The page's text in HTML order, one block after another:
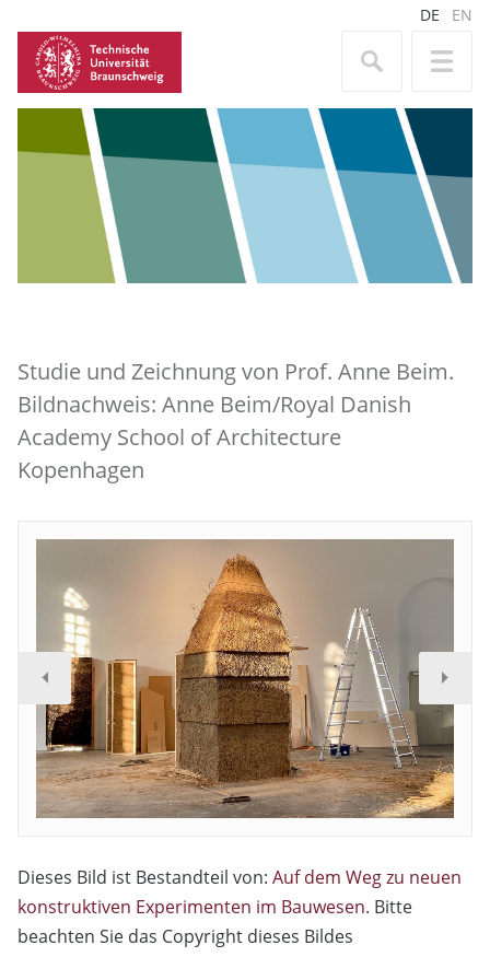
DE EN
Studie und Zeichnung von Prof. Anne Beim.
Bildnachweis: Anne Beim/Royal Danish
Academy School of Architecture
Kopenhagen
Dieses Bild ist Bestandteil von: Auf dem Weg zu neuen
konstruktiven Experimenten im Bauwesen. Bitte
beachten Sie das Copyright dieses Bildes